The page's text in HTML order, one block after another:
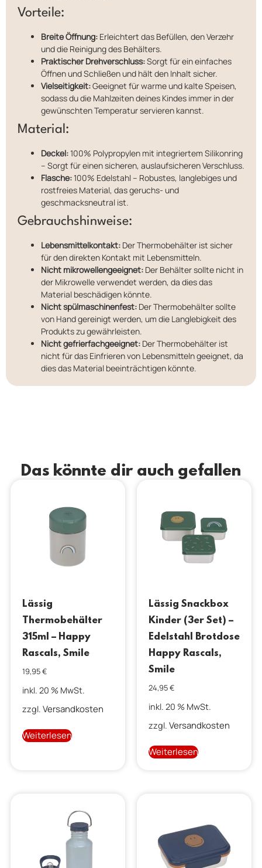
Vorteile:
Breite Öffnung: Erleichtert das Befüllen, den Verzehr
und die Reinigung des Behälters.
Praktischer Drehverschluss:Sorgt für ein einfaches
Öffnen und Schließen und hält den Inhalt sicher.
Vielseitigkeit:Geeignet für warme und kalte Speisen,
sodass du die Mahlzeiten deines Kindes immer in der
gewünschten Temperatur servieren kannst.
Material:
Deckel:100% Polypropylen mit integriertem Silikonring
– Sorgt für einen sicheren, auslaufsicheren Verschluss.
Flasche:100% Edelstahl – Robustes, langlebiges und
rostfreies Material, das geruchs- und
geschmacksneutral ist.
Gebrauchshinweise:
Lebensmittelkontakt: Der Thermobehälter ist sicher
für den direkten Kontakt mit Lebensmitteln.
Nicht mikrowellengeeignet: Der Behälter sollte nicht in
der Mikrowelle verwendet werden, da dies das
Material beschädigen könnte.
Nicht spülmaschinenfest: Der Thermobehälter sollte
von Hand gereinigt werden, um die Langlebigkeit des
Produkts zu gewährleisten.
Nicht gefrierfachgeeignet: Der Thermobehälter ist
nicht für das Einfrieren von Lebensmitteln geeignet, da
dies das Material beeinträchtigen könnte.
Das könnte dir auch gefallen
Lässig
Thermobehälter
315ml – Happy
Rascals, Smile
19,95€
inkl. 20 % MwSt.
zzgl. Versandkosten
Weiterlesen
Lässig Snackbox
Kinder (3er Set) –
Edelstahl Brotdose
Happy Rascals,
Smile
24,95€
inkl. 20 % MwSt.
zzgl. Versandkosten
Weiterlesen